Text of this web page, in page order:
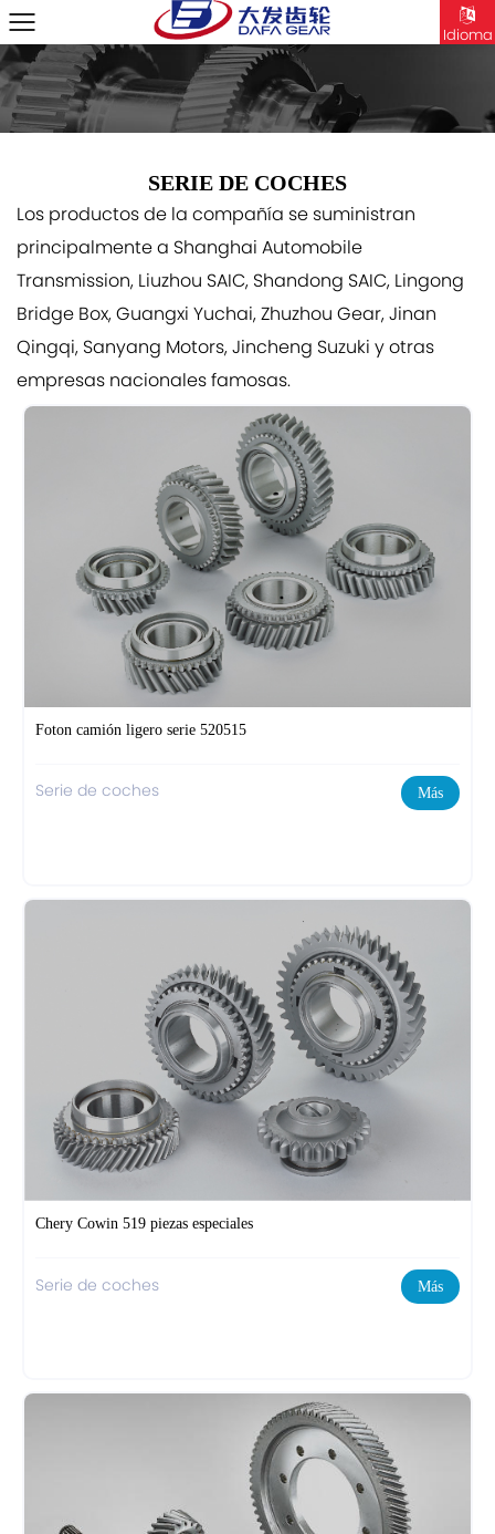
Idioma
SERIE DE COCHES
Los productos de la compañía se suministran
principalmente a Shanghai Automobile
Transmission, Liuzhou SAIC, Shandong SAIC, Lingong
Bridge Box, Guangxi Yuchai, Zhuzhou Gear, Jinan
Qingqi, Sanyang Motors, Jincheng Suzuki y otras
empresas nacionales famosas.
Foton camión ligero serie 520515
Serie de coches Más
Chery Cowin 519 piezas especiales
Serie de coches Más